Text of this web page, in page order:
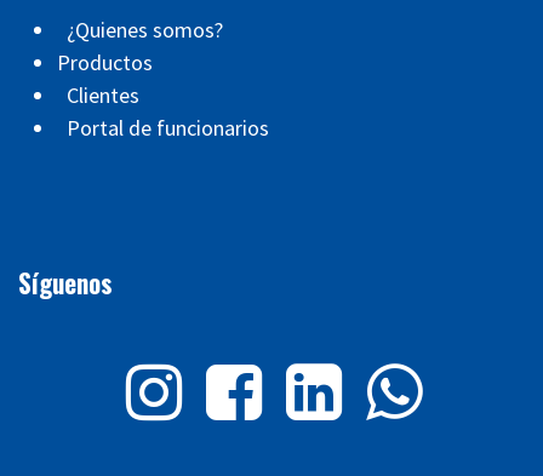
¿Quienes somos?
Productos
Clientes
Portal de funcionarios
Síguenos